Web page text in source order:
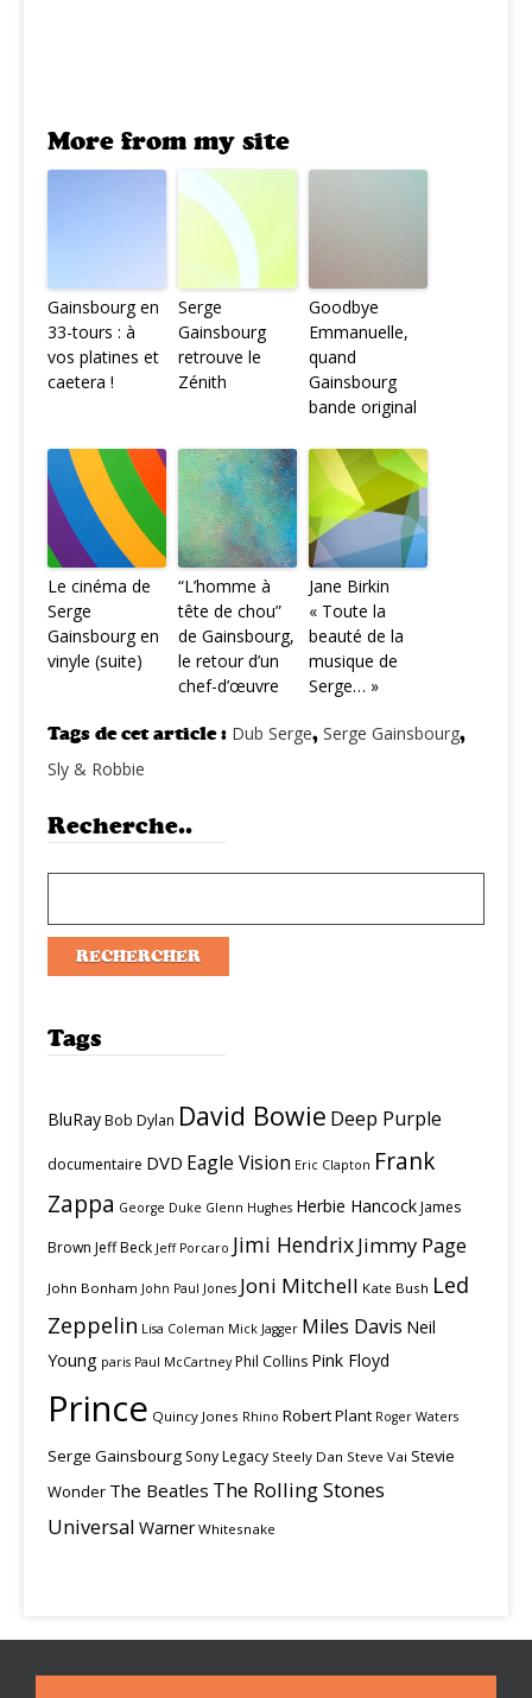
More from my site
Gainsbourg en
33-tours : à
vos platines et
caetera !
Serge
Gainsbourg
retrouve le
Zénith
Goodbye
Emmanuelle,
quand
Gainsbourg
bande original
Le cinéma de
Serge
Gainsbourg en
vinyle (suite)
“L’homme à
tête de chou”
de Gainsbourg,
le retour d’un
chef-d’œuvre
Jane Birkin
« Toute la
beauté de la
musique de
Serge… »
Tags de cet article : Dub Serge, Serge Gainsbourg,
Sly & Robbie
Recherche..
Tags
BluRayBob Dylan David Bowie Deep Purple
documentaire DVD Eagle Vision Eric Clapton Frank
Zappa George Duke Glenn Hughes Herbie HancockJames
Brown Jeff Beck Jeff Porcaro Jimi HendrixJimmy Page
John Bonham John Paul Jones Joni Mitchell Kate Bush Led
Zeppelin Lisa Coleman Mick Jagger Miles Davis Neil
Young paris Paul McCartney Phil Collins Pink Floyd
Prince Quincy Jones Rhino Robert Plant Roger Waters
Serge Gainsbourg Sony Legacy Steely Dan Steve Vai Stevie
Wonder The Beatles The Rolling Stones
Universal Warner Whitesnake